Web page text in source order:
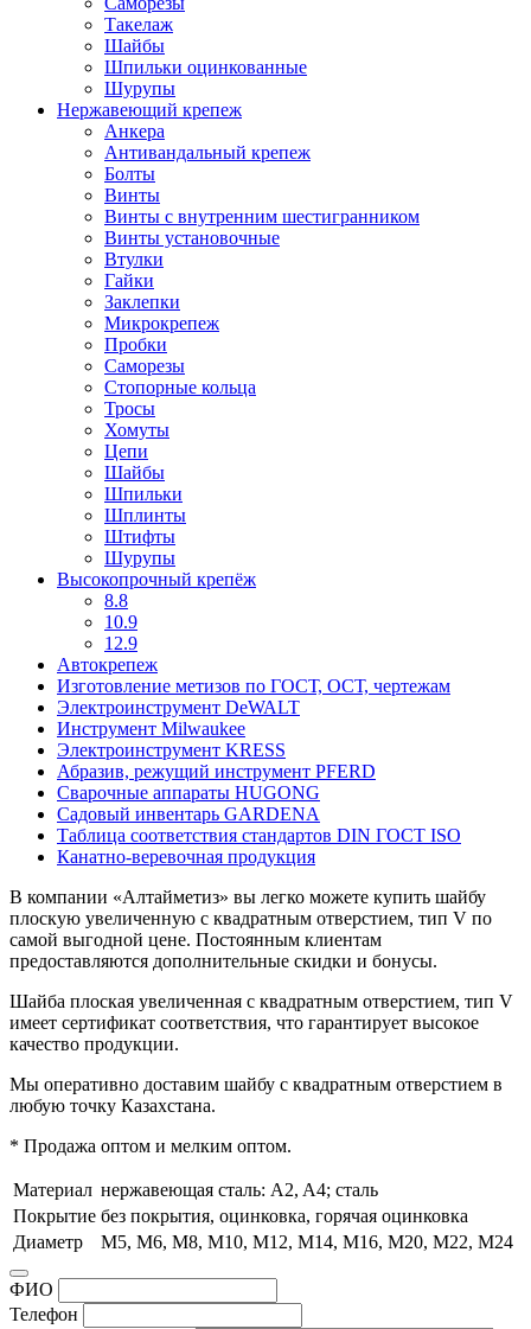
Такелаж
Шайбы
Шпильки оцинкованные
Шурупы
Нержавеющий крепеж
Анкера
Антивандальный крепеж
Болты
Винты
Винты с внутренним шестигранником
Винты установочные
Втулки
Гайки
Заклепки
Микрокрепеж
Пробки
Саморезы
Стопорные кольца
Тросы
Хомуты
Цепи
Шайбы
Шпильки
Шплинты
Штифты
Шурупы
Высокопрочный крепёж
8.8
10.9
12.9
Автокрепеж
Изготовление метизов по ГОСТ, ОСТ, чертежам
Электроинструмент DeWALT
Инструмент Milwaukee
Электроинструмент KRESS
Абразив, режущий инструмент PFERD
Сварочные аппараты HUGONG
Садовый инвентарь GARDENA
Таблица соответствия стандартов DIN ГОСТ ISO
Канатно-веревочная продукция
В компании «Алтайметиз» вы легко можете купить шайбу
плоскую увеличенную с квадратным отверстием, тип V по
самой выгодной цене. Постоянным клиентам
предоставляются дополнительные скидки и бонусы.
Шайба плоская увеличенная с квадратным отверстием, тип V
имеет сертификат соответствия, что гарантирует высокое
качество продукции.
Мы оперативно доставим шайбу с квадратным отверстием в
любую точку Казахстана.
* Продажа оптом и мелким оптом.
Материал нержавеющая сталь: A2, A4; сталь
Покрытие без покрытия, оцинковка, горячая оцинковка
Диаметр
М5, М6, М8, М10, М12, М14, М16, М20, М22, М24
ФИО
Телефон